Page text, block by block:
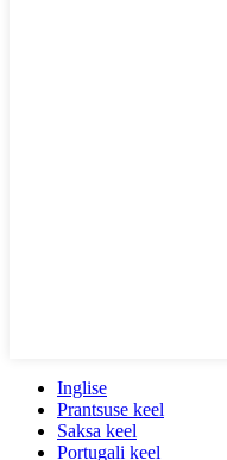
Inglise
Prantsuse keel
Saksa keel
Portugali keel